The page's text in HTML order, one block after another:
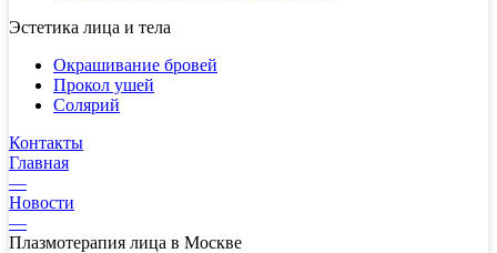
Эстетика лица и тела
Окрашивание бровей
Прокол ушей
Солярий
Контакты
Главная
—
Новости
—
Плазмотерапия лица в Москве